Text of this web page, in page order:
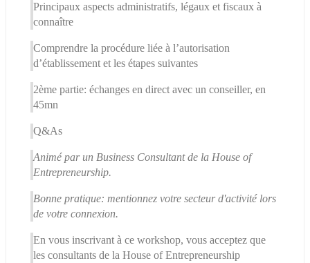
Principaux aspects administratifs, légaux et fiscaux à
connaître
Comprendre la procédure liée à l’autorisation
d’établissement et les étapes suivantes
2ème partie: échanges en direct avec un conseiller, en
45mn
Q&As
Animé par un Business Consultant de la House of
Entrepreneurship.
Bonne pratique: mentionnez votre secteur d'activité lors
de votre connexion.
En vous inscrivant à ce workshop, vous acceptez que
les consultants de la House of Entrepreneurship